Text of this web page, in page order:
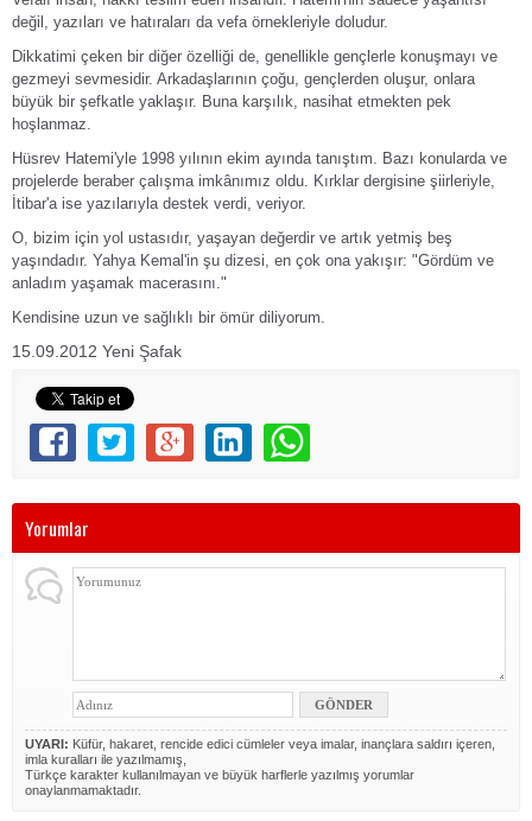
değil, yazıları ve hatıraları da vefa örnekleriyle doludur.
Dikkatimi çeken bir diğer özelliği de, genellikle gençlerle konuşmayı ve
gezmeyi sevmesidir. Arkadaşlarının çoğu, gençlerden oluşur, onlara
büyük bir şefkatle yaklaşır. Buna karşılık, nasihat etmekten pek
hoşlanmaz.
Hüsrev Hatemi'yle 1998 yılının ekim ayında tanıştım. Bazı konularda ve
projelerde beraber çalışma imkânımız oldu. Kırklar dergisine şiirleriyle,
İtibar'a ise yazılarıyla destek verdi, veriyor.
O, bizim için yol ustasıdır, yaşayan değerdir ve artık yetmiş beş
yaşındadır. Yahya Kemal'in şu dizesi, en çok ona yakışır: "Gördüm ve
anladım yaşamak macerasını."
Kendisine uzun ve sağlıklı bir ömür diliyorum.
15.09.2012 Yeni Şafak
Yorumlar
UYARI: Küfür, hakaret, rencide edici cümleler veya imalar, inançlara saldırı içeren,
imla kuralları ile yazılmamış,
Türkçe karakter kullanılmayan ve büyük harflerle yazılmış yorumlar
onaylanmamaktadır.